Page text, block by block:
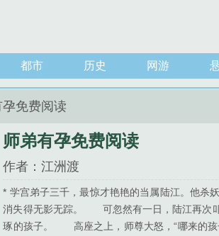
都市 历史 网游
免费阅读
师弟有孕免费阅读
作者：江洲渡
* 学宫弟子三千，最惊才艳艳的当属陆江。他
消失得无影无踪。 可忽然有一日，陆江再次
琢的孩子。 高座之上，师尊大怒，“哪来的